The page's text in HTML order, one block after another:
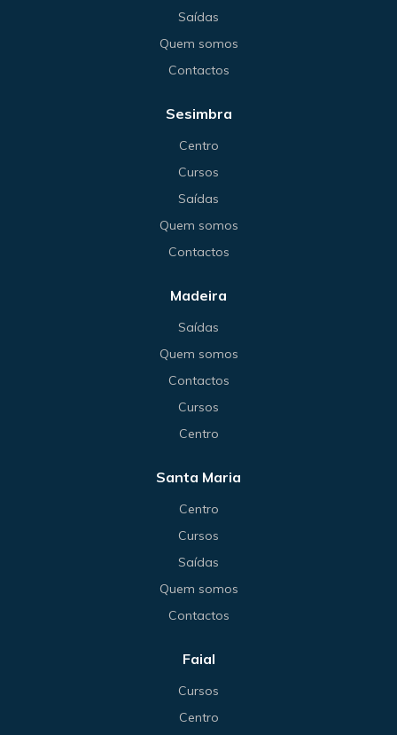
Saídas
Quem somos
Contactos
Sesimbra
Centro
Cursos
Saídas
Quem somos
Contactos
Madeira
Saídas
Quem somos
Contactos
Cursos
Centro
Santa Maria
Centro
Cursos
Saídas
Quem somos
Contactos
Faial
Cursos
Centro